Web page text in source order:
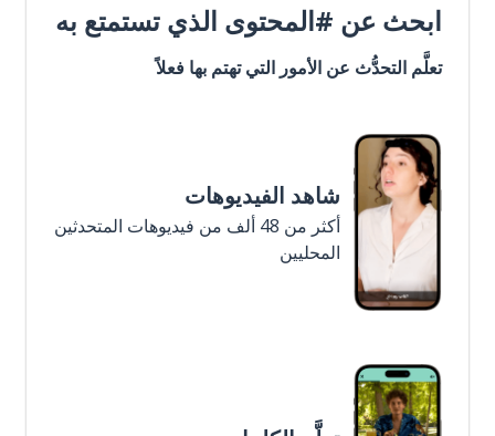
ابحث عن #المحتوى الذي تستمتع به
تعلَّم التحدُّث عن الأمور التي تهتم بها فعلاً
شاهد الفيديوهات
أكثر من 48 ألف من فيديوهات المتحدثين
المحليين